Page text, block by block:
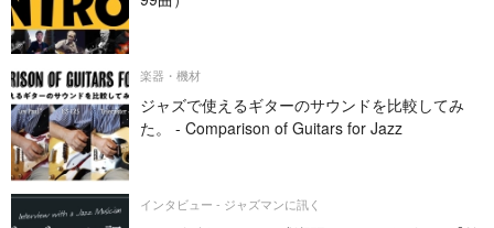
楽器・機材
ジャズで使えるギターのサウンドを比較してみ
た。 - Comparison of Guitars for Jazz
インタビュー - ジャズマンに訊く